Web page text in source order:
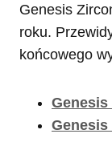
Genesis
roku.
końcowego
Genesis
Genesis